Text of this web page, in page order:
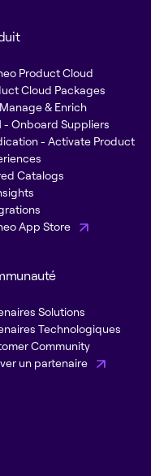
Product Cloud
Cloud Packages
& Enrich
- Onboard Suppliers
- Activate Product
Catalogs
App Store
Solutions
Technologiques
Community
un partenaire